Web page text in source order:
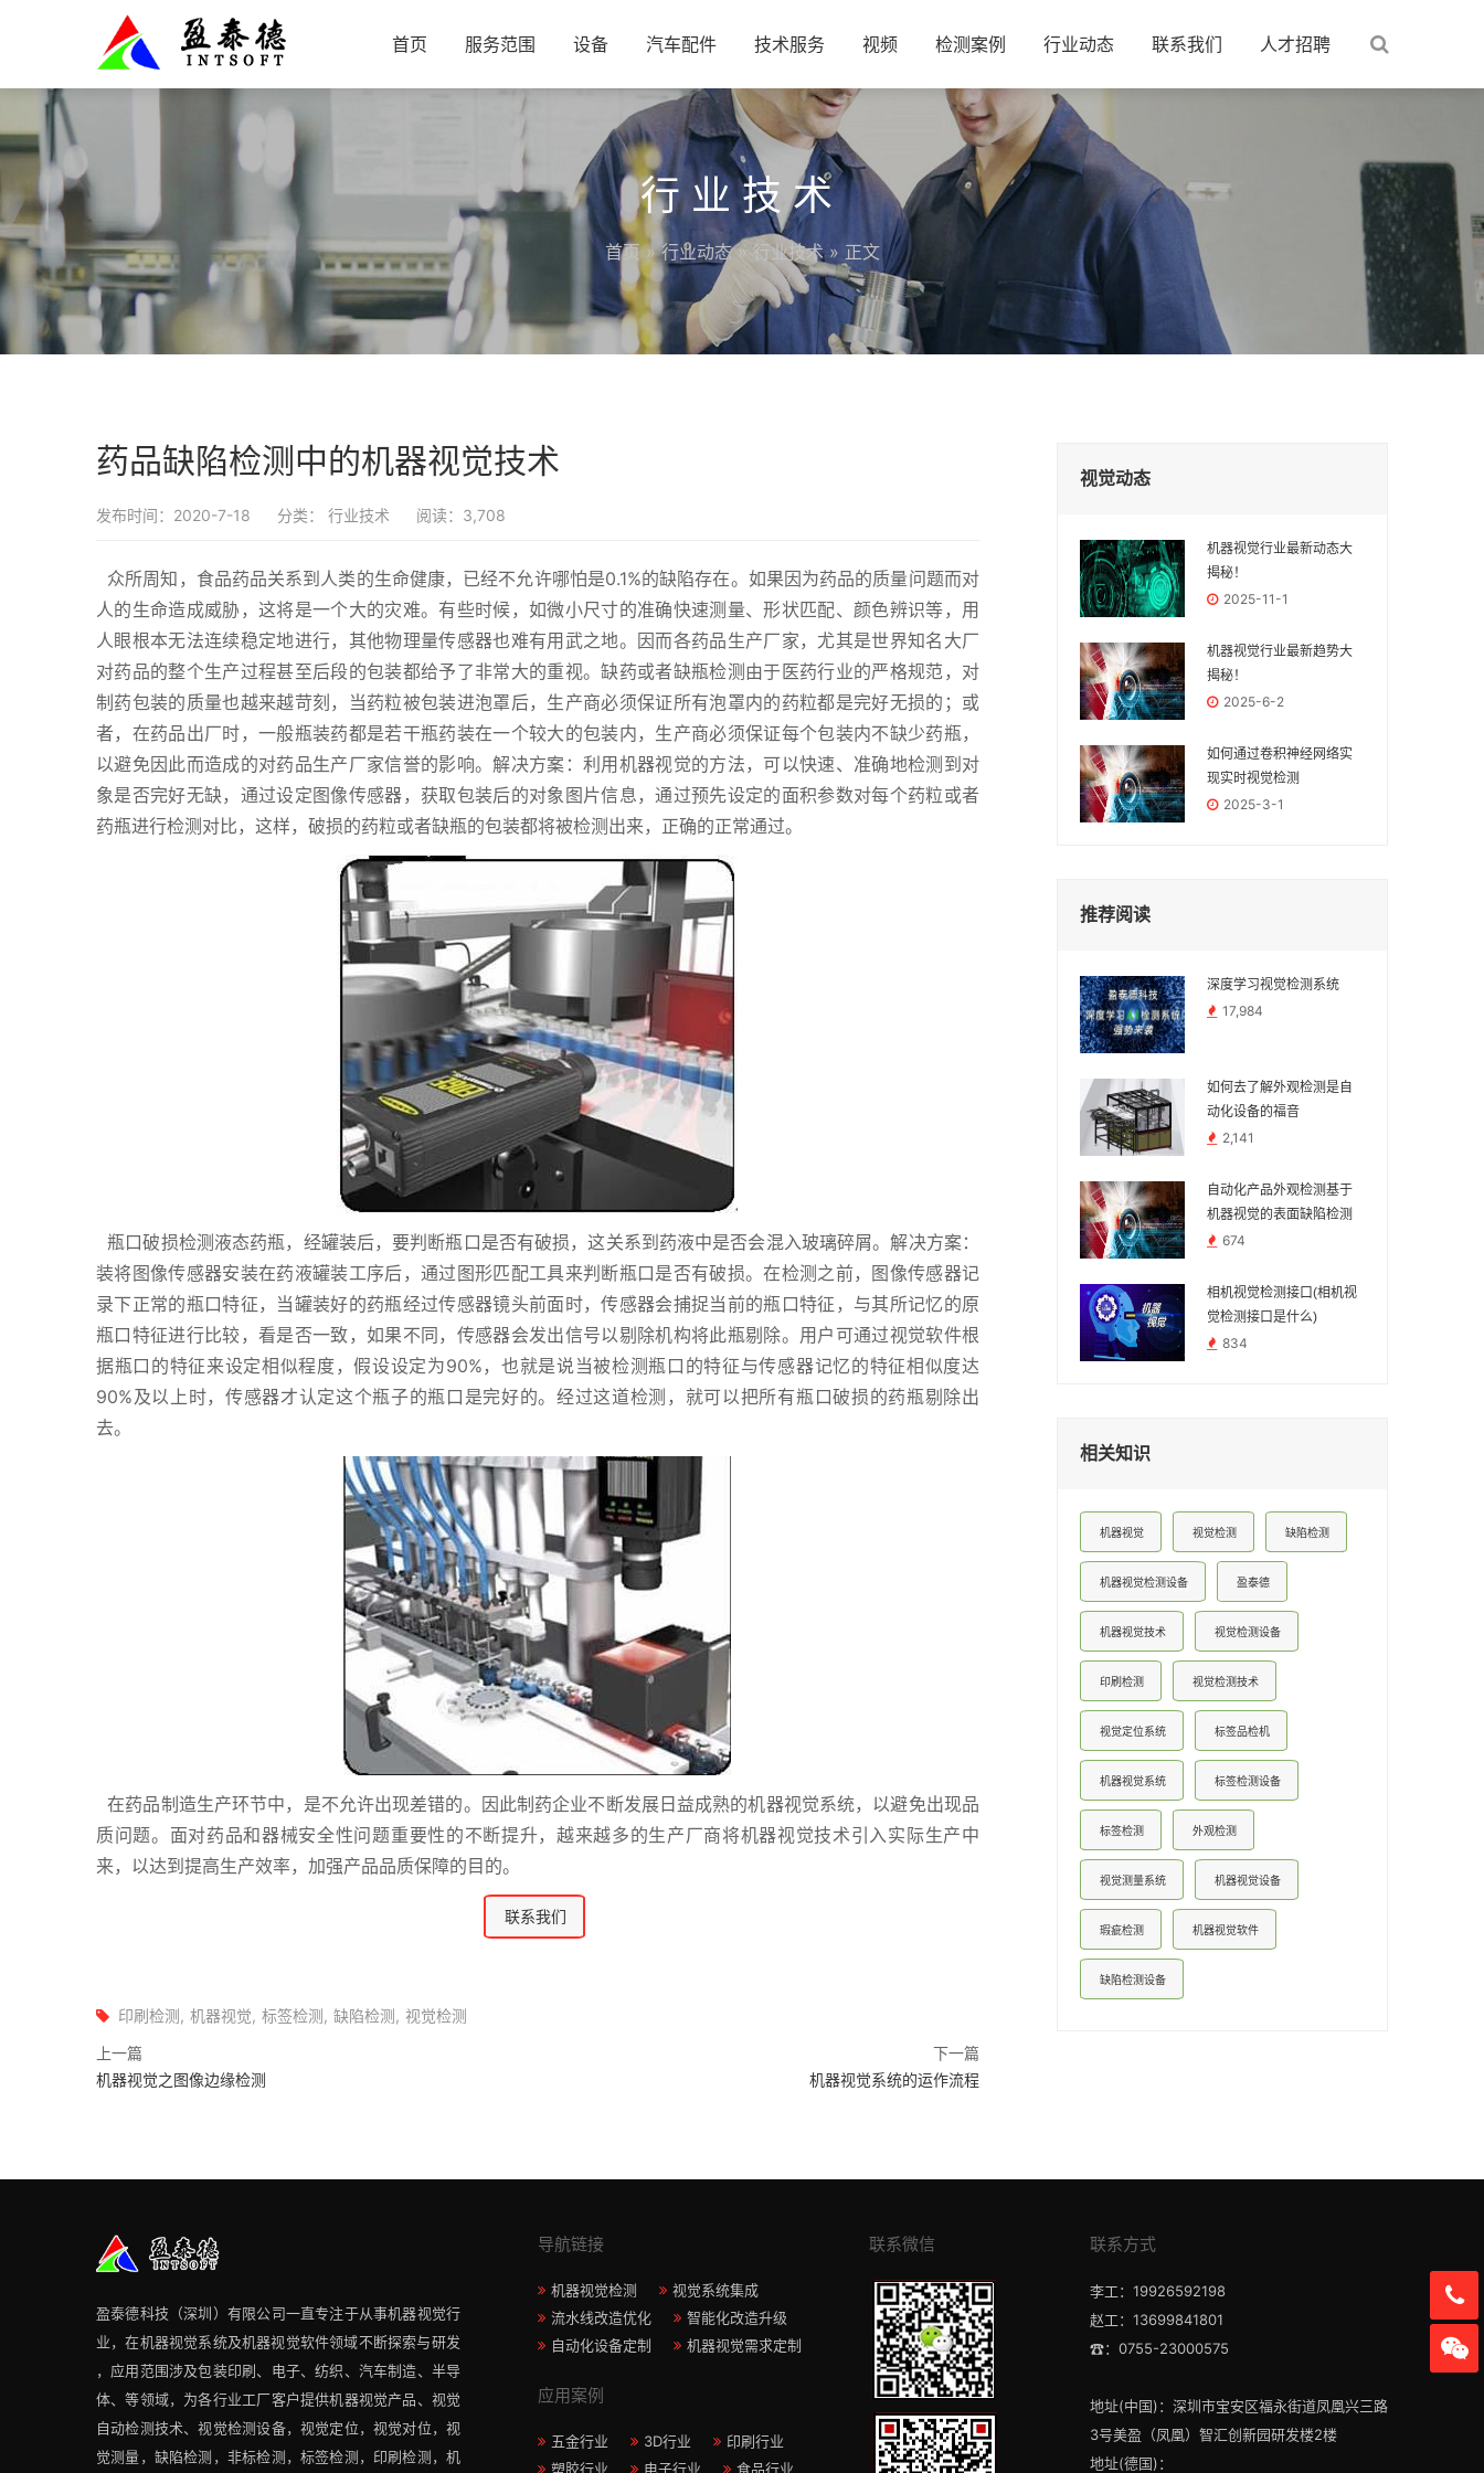
首页 服务范围 设备 汽车配件 技术服务 视频 检测案例 行业动态 联系我们 人才招聘
行业技术
首页 »行业动态»行业技术» 正文
药品缺陷检测中的机器视觉技术
发布时间：2020-7-18 分类： 行业技术 阅读：3,708
众所周知，食品药品关系到人类的生命健康，已经不允许哪怕是0.1%的缺陷存在。如果因为药品的质量问题而对
人的生命造成威胁，这将是一个大的灾难。有些时候，如微小尺寸的准确快速测量、形状匹配、颜色辨识等，用
人眼根本无法连续稳定地进行，其他物理量传感器也难有用武之地。因而各药品生产厂家，尤其是世界知名大厂
对药品的整个生产过程甚至后段的包装都给予了非常大的重视。缺药或者缺瓶检测由于医药行业的严格规范，对
制药包装的质量也越来越苛刻，当药粒被包装进泡罩后，生产商必须保证所有泡罩内的药粒都是完好无损的；或
者，在药品出厂时，一般瓶装药都是若干瓶药装在一个较大的包装内，生产商必须保证每个包装内不缺少药瓶，
以避免因此而造成的对药品生产厂家信誉的影响。解决方案：利用机器视觉的方法，可以快速、准确地检测到对
象是否完好无缺，通过设定图像传感器，获取包装后的对象图片信息，通过预先设定的面积参数对每个药粒或者
药瓶进行检测对比，这样，破损的药粒或者缺瓶的包装都将被检测出来，正确的正常通过。
瓶口破损检测液态药瓶，经罐装后，要判断瓶口是否有破损，这关系到药液中是否会混入玻璃碎屑。解决方案：
装将图像传感器安装在药液罐装工序后，通过图形匹配工具来判断瓶口是否有破损。在检测之前，图像传感器记
录下正常的瓶口特征，当罐装好的药瓶经过传感器镜头前面时，传感器会捕捉当前的瓶口特征，与其所记忆的原
瓶口特征进行比较，看是否一致，如果不同，传感器会发出信号以剔除机构将此瓶剔除。用户可通过视觉软件根
据瓶口的特征来设定相似程度，假设设定为90%，也就是说当被检测瓶口的特征与传感器记忆的特征相似度达
90%及以上时，传感器才认定这个瓶子的瓶口是完好的。经过这道检测，就可以把所有瓶口破损的药瓶剔除出
去。
在药品制造生产环节中，是不允许出现差错的。因此制药企业不断发展日益成熟的机器视觉系统，以避免出现品
质问题。面对药品和器械安全性问题重要性的不断提升，越来越多的生产厂商将机器视觉技术引入实际生产中
来，以达到提高生产效率，加强产品品质保障的目的。
联系我们
印刷检测 机器视觉 标签检测 缺陷检测
视觉检测
上一篇
机器视觉之图像边缘检测
下一篇
机器视觉系统的运作流程
视觉动态
机器视觉行业最新动态大
揭秘！
2025-11-1
机器视觉行业最新趋势大
揭秘！
2025-6-2
如何通过卷积神经网络实
现实时视觉检测
2025-3-1
推荐阅读
深度学习视觉检测系统
17,984
如何去了解外观检测是自
动化设备的福音
2,141
自动化产品外观检测基于
机器视觉的表面缺陷检测
674
相机视觉检测接口(相机视
觉检测接口是什么)
834
相关知识
机器视觉 视觉检测 缺陷检测
机器视觉检测设备 盈泰德
机器视觉技术 视觉检测设备
印刷检测 视觉检测技术
视觉定位系统 标签品检机
机器视觉系统 标签检测设备
标签检测 外观检测
视觉测量系统 机器视觉设备
瑕疵检测 机器视觉软件
缺陷检测设备
盈泰德科技（深圳）有限公司一直专注于从事机器视觉行
业，在机器视觉系统及机器视觉软件领域不断探索与研发​
，应用范围涉及包装印刷、电子、纺织、汽车制造、半导
体、等领域，为各行业工厂客户提供机器视觉产品、视觉
自动检测技术、视觉检测设备，视觉定位，视觉对位，视
觉测量，缺陷检测，非标检测，标签检测，印刷检测，机
导航链接
机器视觉检测
视觉系统集成
流水线改造优化
智能化改造升级
自动化设备定制
机器视觉需求定制
应用案例
五金行业 3D行业
印刷行业
塑胶行业
电子行业 食品行业
联系微信 联系方式
李工：19926592198
赵工：13699841801
☎：0755-23000575
地址(中国)：深圳市宝安区福永街道凤凰兴三路
3号美盈（凤凰）智汇创新园研发楼2楼
地址(德国)：